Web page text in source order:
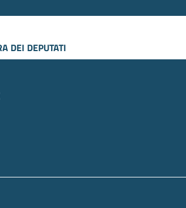
DEI DEPUTATI